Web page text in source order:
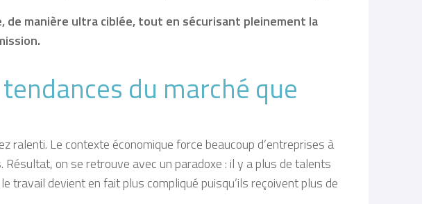
manière ultra ciblée, tout en sécurisant pleinement la
du marché que
ralenti. Le contexte économique force beaucoup d’entreprises à
on se retrouve avec un paradoxe : il y a plus de talents
travail devient en fait plus compliqué puisqu’ils reçoivent plus de